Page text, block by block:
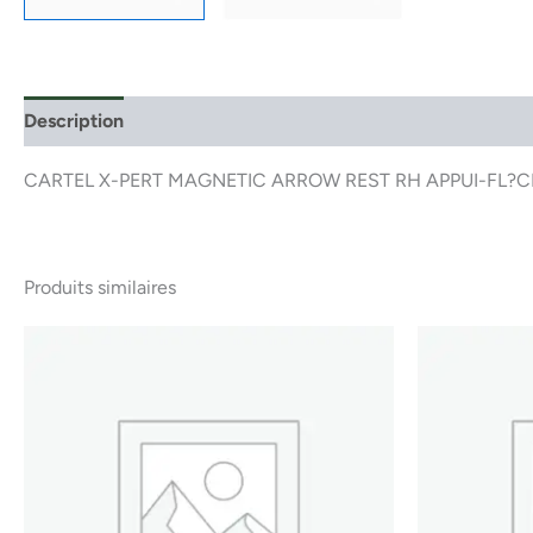
Description
CARTEL X-PERT MAGNETIC ARROW REST RH APPUI-
Produits similaires